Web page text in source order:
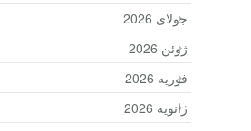
جولای 2026
ژوئن 2026
فوریه 2026
ژانویه 2026